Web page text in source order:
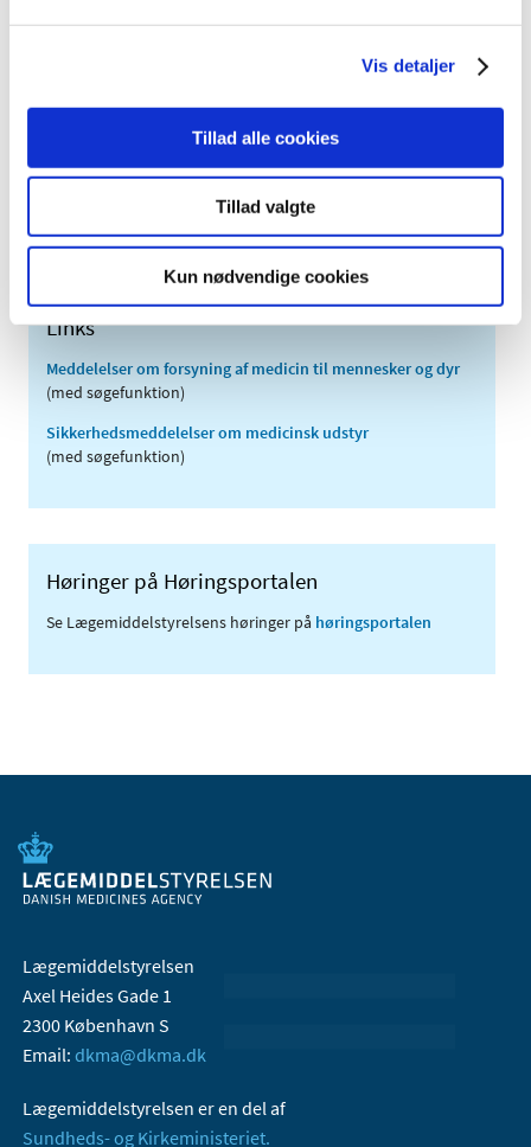
Vis detaljer
Tillad alle cookies
Tillad valgte
Kun nødvendige cookies
2007 (3)
2005 (2)
Links
Meddelelser om forsyning af medicin til mennesker og dyr
(med søgefunktion)
Sikkerhedsmeddelelser om medicinsk udstyr
(med søgefunktion)
Høringer på Høringsportalen
Se Lægemiddelstyrelsens høringer på høringsportalen
Lægemiddelstyrelsen
Axel Heides Gade 1
2300 København S
Email: dkma@dkma.dk
Lægemiddelstyrelsen er en del af
Sundheds- og Kirkeministeriet.